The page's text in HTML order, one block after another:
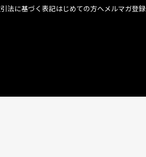
法に基づく表記はじめての方へメルマガ登録